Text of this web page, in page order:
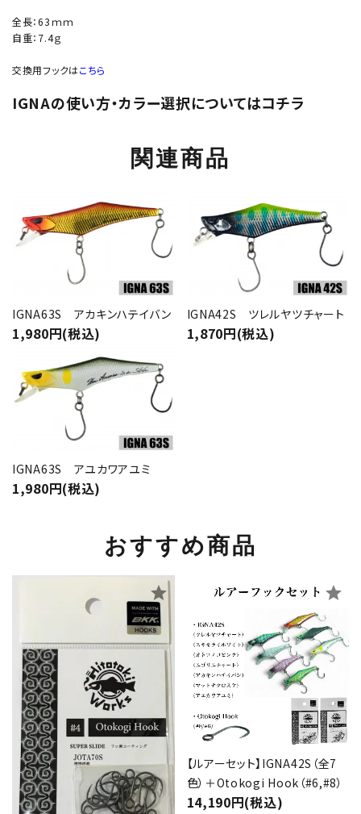
全長：63ｍｍ
自重：7.4ｇ
交換用フックはこちら
IGNAの使い方・カラー選択についてはコチラ
関連商品
IGNA63S アカキンハテイバン
1,980円(税込)
IGNA42S ツレルヤツチャート
1,870円(税込)
IGNA63S アユカワアユミ
1,980円(税込)
おすすめ商品
star
【ルアーセット】IGNA42S（全7
色）＋Otokogi Hook（#6,#8）
14,190円(税込)
star